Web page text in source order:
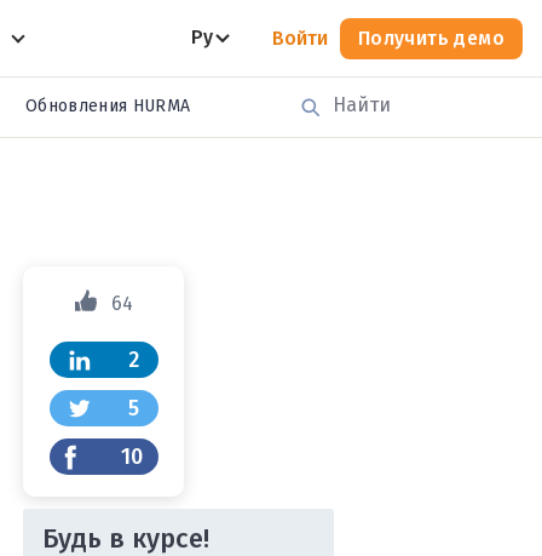
Ру Войти Получить демо
Обновления HURMA
64
2
5
10
Будь в курсе!